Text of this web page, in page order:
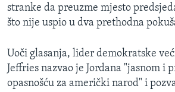
stranke da preuzme mjesto
što nije uspio u dva prethodna
Uoči glasanja, lider demokratske
Jeffries nazvao je Jordana "jasnom i
opasnošću za američki narod" i